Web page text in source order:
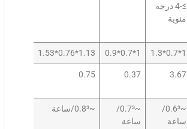
≥-4 درجه
مئوية
1*0.7*1.3
1*0.7*0.9
1.13*0.76*1.53
3.67
0.37
0.75
~0.6³/
ساعة
~0.7³/
ساعة
~0.8³/ساعة